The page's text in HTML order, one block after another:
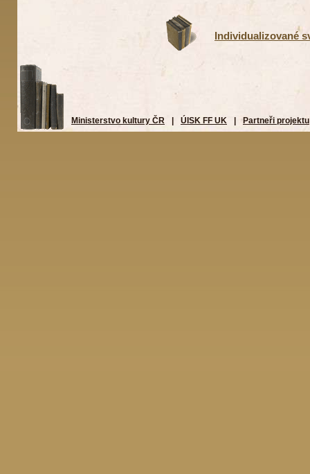
Individualizované
Ministerstvo kultury ČR ÚISK FF UK Partneři projektu